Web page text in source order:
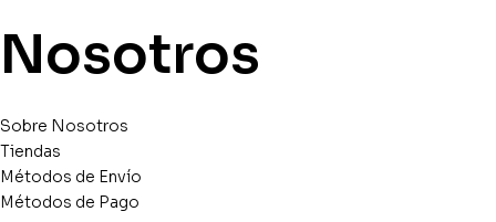
Nosotros
Sobre Nosotros
Tiendas
Métodos de Envío
Métodos de Pago